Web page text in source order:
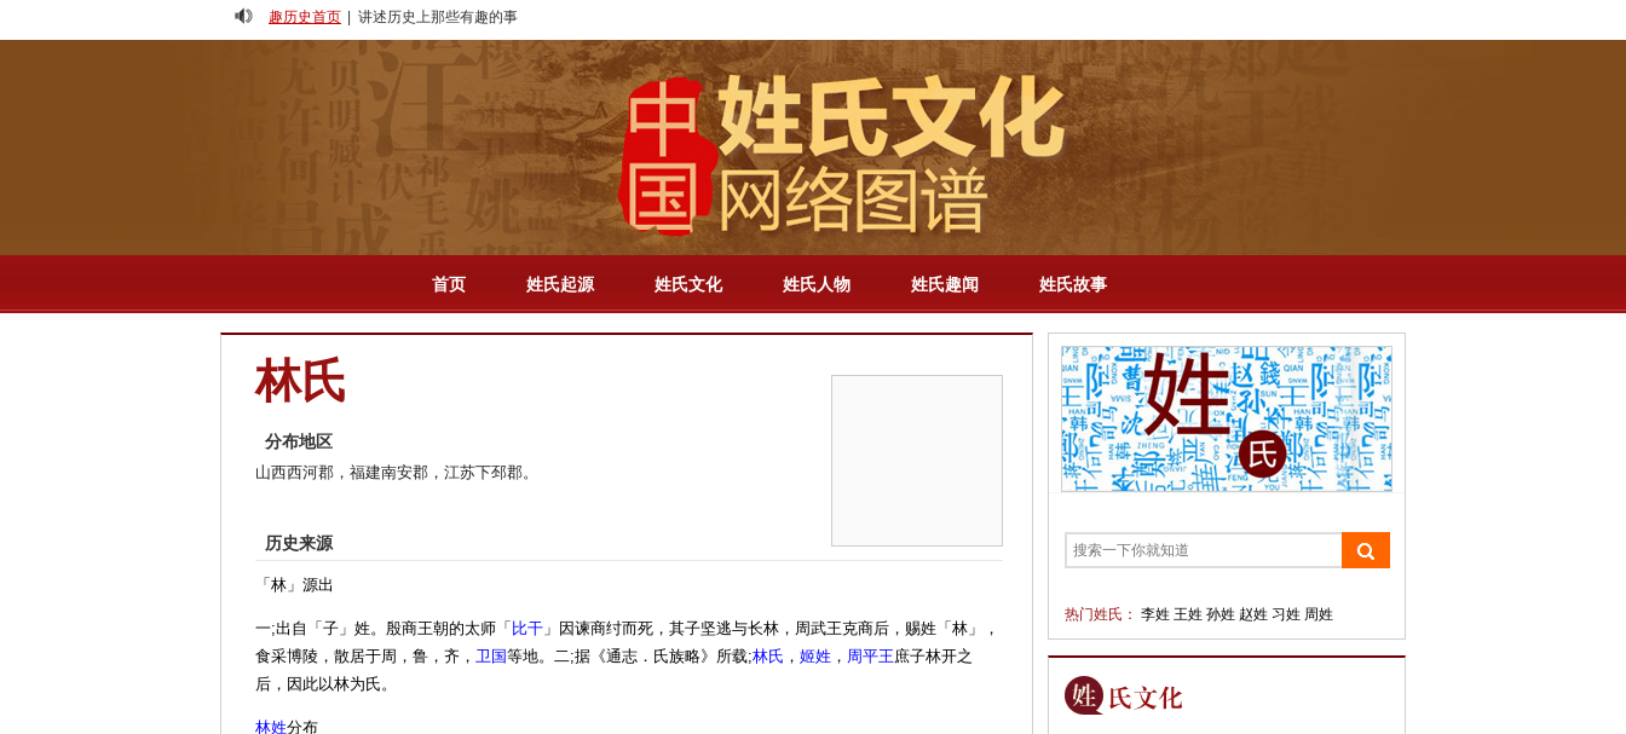
趣历史首页
| 讲述历史上那些有趣的事
人物 - 专题 - 影视 - 解梦 - 百家姓 - 成语 - 明星 - 历史 - 教育 - 三国 - 新闻 - 专题 - 手机版 - 百科 - 再现历史 - 生活 - 说剧 - 英文版
首页 姓氏起源 姓氏文化 姓氏人物 姓氏趣闻 姓氏故事
林氏
分布地区
山西西河郡，福建南安郡，江苏下邳郡。
历史来源
「林」源出
一;出自「子」姓。殷商王朝的太师「 比干 」因谏商纣而死，其子坚逃与长林，周武王克商后，赐姓「林」，
食采博陵，散居于周，鲁，齐， 卫国等地。二;据《通志．氏族略》所载;林氏 ， 姬姓 ， 周平王庶子林开之
后，因此以林为氏。
林姓分布
热门姓氏： 李姓 王姓 孙姓 赵姓 习姓 周姓